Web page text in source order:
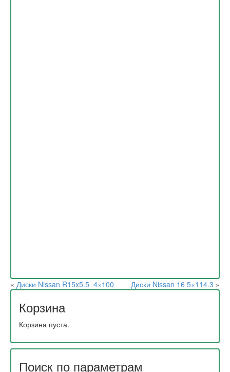
« Диски Nissan R15x5.5 4×100 Диски Nissan 16 5×114.3 »
Корзина
Корзина пуста.
Поиск по параметрам